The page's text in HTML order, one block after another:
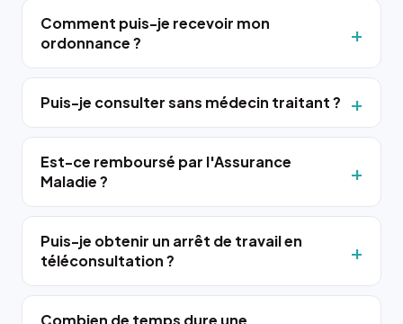
Comment puis-je recevoir mon
ordonnance ?
Puis-je consulter sans médecin traitant ?
Est-ce remboursé par l'Assurance
Maladie ?
Puis-je obtenir un arrêt de travail en
téléconsultation ?
Combien de temps dure une